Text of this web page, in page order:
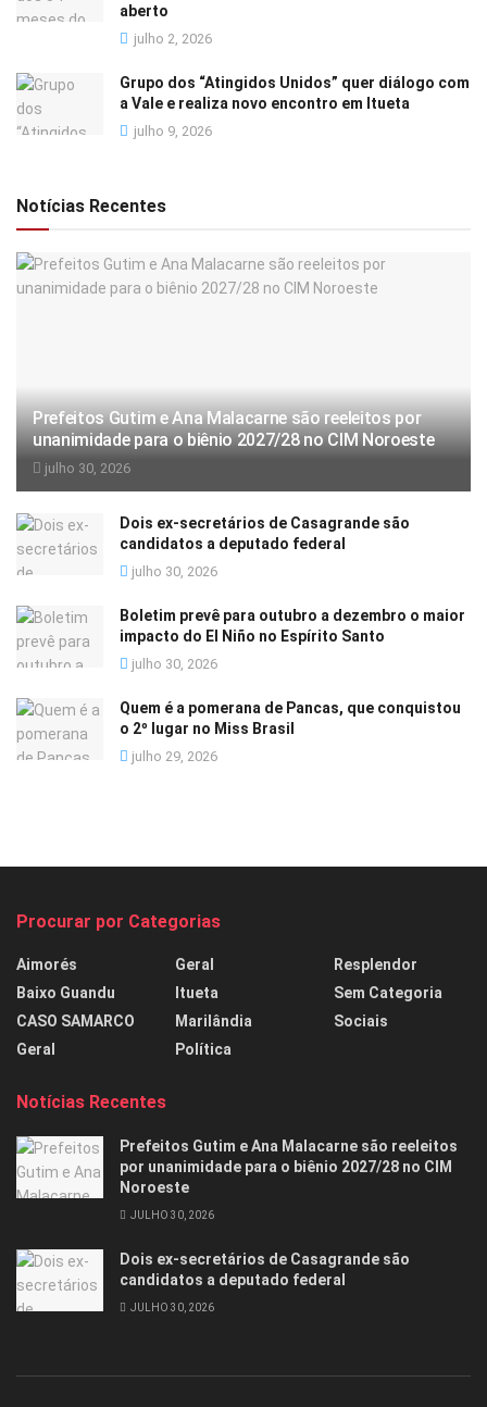
aberto
julho 2, 2026
Grupo dos “Atingidos Unidos” quer diálogo com
a Vale e realiza novo encontro em Itueta
julho 9, 2026
Notícias Recentes
Prefeitos Gutim e Ana Malacarne são reeleitos por
unanimidade para o biênio 2027/28 no CIM Noroeste
julho 30, 2026
Dois ex-secretários de Casagrande são
candidatos a deputado federal
julho 30, 2026
Boletim prevê para outubro a dezembro o maior
impacto do El Niño no Espírito Santo
julho 30, 2026
Quem é a pomerana de Pancas, que conquistou
o 2º lugar no Miss Brasil
julho 29, 2026
Procurar por Categorias
Aimorés
Baixo Guandu
CASO SAMARCO
Geral
Geral
Itueta
Marilândia
Política
Resplendor
Sem Categoria
Sociais
Notícias Recentes
Prefeitos Gutim e Ana Malacarne são reeleitos
por unanimidade para o biênio 2027/28 no CIM
Noroeste
JULHO 30, 2026
Dois ex-secretários de Casagrande são
candidatos a deputado federal
JULHO 30, 2026